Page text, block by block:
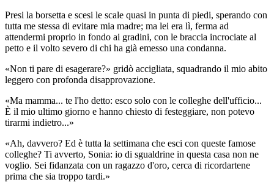
Presi la borsetta e scesi le scale quasi in punta di piedi, sperando con
tutta me stessa di evitare mia madre; ma lei era lì, ferma ad
attendermi proprio in fondo ai gradini, con le braccia incrociate al
petto e il volto severo di chi ha già emesso una condanna.
«Non ti pare di esagerare?» gridò accigliata, squadrando il mio abito
leggero con profonda disapprovazione.
«Ma mamma... te l'ho detto: esco solo con le colleghe dell'ufficio...
È il mio ultimo giorno e hanno chiesto di festeggiare, non potevo
tirarmi indietro...»
«Ah, davvero? Ed è tutta la settimana che esci con queste famose
colleghe? Ti avverto, Sonia: io di sgualdrine in questa casa non ne
voglio. Sei fidanzata con un ragazzo d'oro, cerca di ricordartene
prima che sia troppo tardi.»